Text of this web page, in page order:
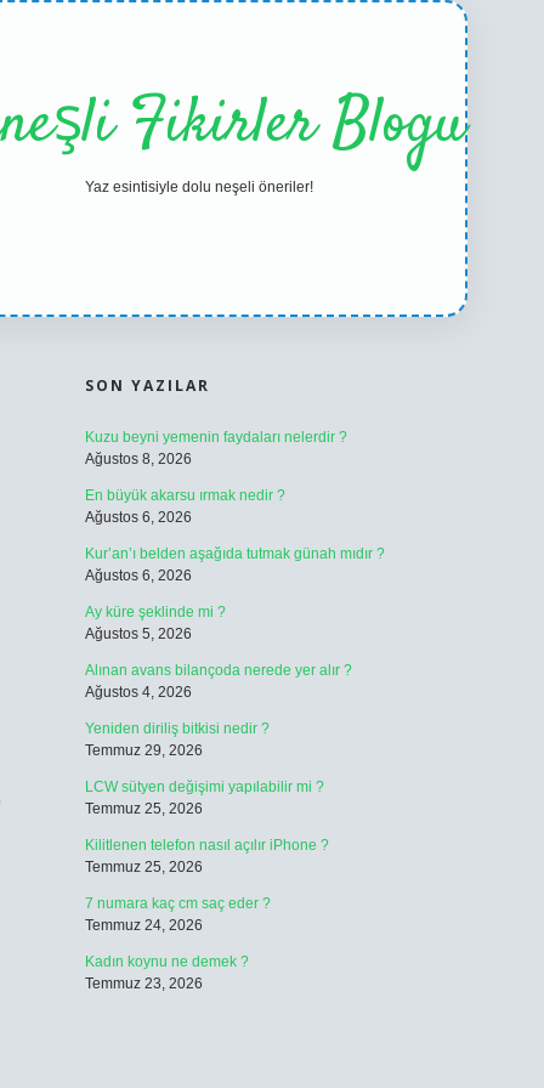
Fikirler Blogu
Yaz esintisiyle dolu neşeli öneriler!
SON YAZILAR
Kuzu beyni yemenin faydaları nelerdir ?
Ağustos 8, 2026
En büyük akarsu ırmak nedir ?
Ağustos 6, 2026
Kur’an’ı belden aşağıda tutmak günah mıdır ?
Ağustos 6, 2026
Ay küre şeklinde mi ?
Ağustos 5, 2026
Alınan avans bilançoda nerede yer alır ?
Ağustos 4, 2026
Yeniden diriliş bitkisi nedir ?
Temmuz 29, 2026
LCW sütyen değişimi yapılabilir mi ?
Temmuz 25, 2026
Kilitlenen telefon nasıl açılır iPhone ?
Temmuz 25, 2026
7 numara kaç cm saç eder ?
Temmuz 24, 2026
Kadın koynu ne demek ?
Temmuz 23, 2026